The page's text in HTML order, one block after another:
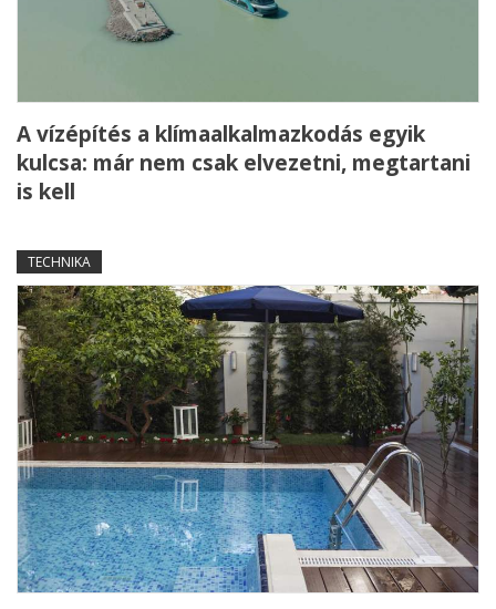
A vízépítés a klímaalkalmazkodás egyik
kulcsa: már nem csak elvezetni, megtartani
is kell
TECHNIKA